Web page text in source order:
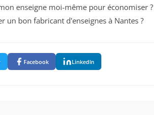
enseigne moi-même pour économiser ?
un bon fabricant d'enseignes à Nantes ?
Facebook LinkedIn